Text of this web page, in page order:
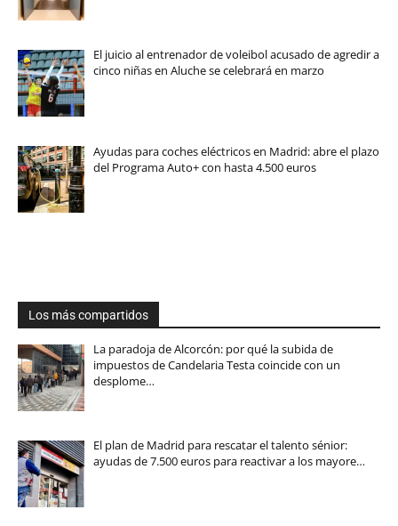
El juicio al entrenador de voleibol acusado de agredir a
cinco niñas en Aluche se celebrará en marzo
Ayudas para coches eléctricos en Madrid: abre el plazo
del Programa Auto+ con hasta 4.500 euros
Los más compartidos
La paradoja de Alcorcón: por qué la subida de
impuestos de Candelaria Testa coincide con un
desplome…
El plan de Madrid para rescatar el talento sénior:
ayudas de 7.500 euros para reactivar a los mayore…